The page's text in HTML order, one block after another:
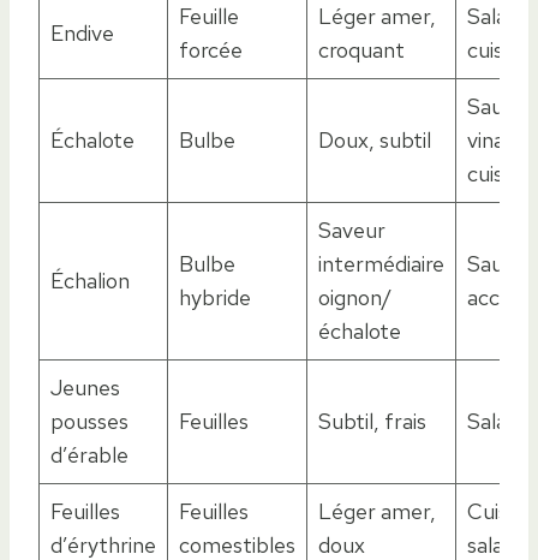
Endive
Feuille
forcée
Léger amer,
croquant
Échalote Bulbe Doux, subtil
Échalion
Bulbe
hybride
Saveur
intermédiaire
oignon/
échalote
Jeunes
pousses
d’érable
Feuilles Subtil, frais
Feuilles
d’érythrine
Feuilles
comestibles
Léger amer,
doux
salades